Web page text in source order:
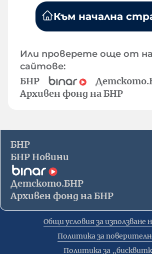
Към начална
Или проверете още от
сайтове:
БНР
Архивен фонд на БНР
БНР
БНР Новини
Детското.БНР
Архивен фонд на БНР
Общи условия за използване
Политика за
Политика за